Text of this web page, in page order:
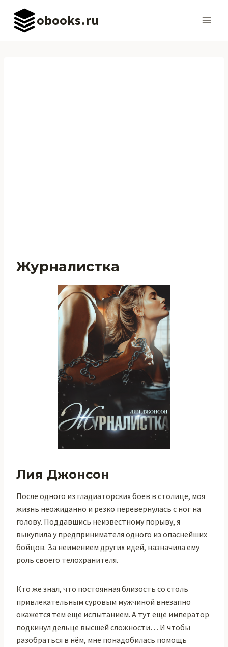
Перейти
содержимому
obooks.ru
Журналистка
Лия Джонсон
После одного из гладиаторских боев в столице, моя
жизнь неожиданно и резко перевернулась с ног на
голову. Поддавшись неизвестному порыву, я
выкупила у предпринимателя одного из опаснейших
бойцов. За неимением других идей, назначила ему
роль своего телохранителя.
Кто же знал, что постоянная близость со столь
привлекательным суровым мужчиной внезапно
окажется тем ещё испытанием. А тут ещё император
подкинул дельце высшей сложности… И чтобы
разобраться в нём, мне понадобилась помощь